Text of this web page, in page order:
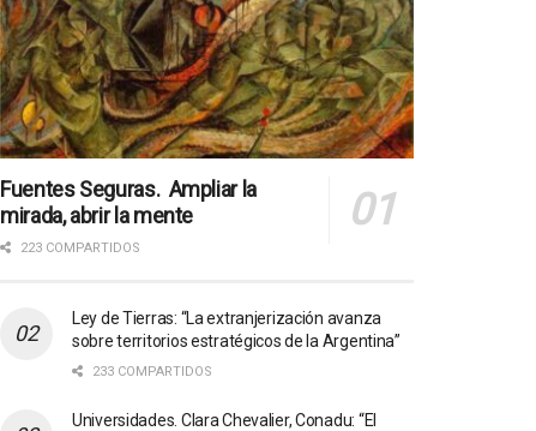
Fuentes Seguras. Ampliar la
mirada, abrir la mente
223 COMPARTIDOS
Ley de Tierras: “La extranjerización avanza
sobre territorios estratégicos de la Argentina”
233 COMPARTIDOS
Universidades. Clara Chevalier, Conadu: “El